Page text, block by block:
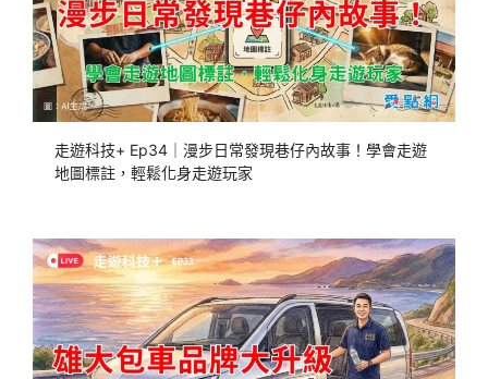
走遊科技+ Ep34｜漫步日常發現巷仔內故事！學會走遊
地圖標註，輕鬆化身走遊玩家